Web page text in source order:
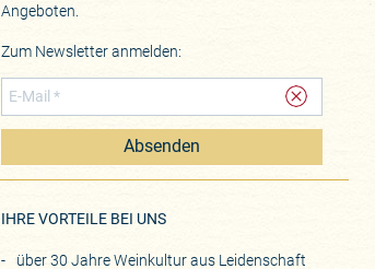
Angeboten.
Zum Newsletter anmelden:
Absenden
IHRE VORTEILE BEI UNS
über 30 Jahre Weinkultur aus Leidenschaft